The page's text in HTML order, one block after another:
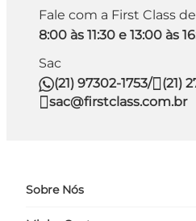
Fale com a First Class
8:00 às 11:30 e 13:00 às
Sac
(21) 97302-1753/
(21)
sac@firstclass.com.br
Sobre Nós